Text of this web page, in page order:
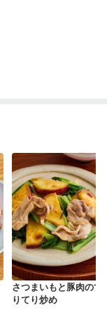
さつまいもと豚肉のて
りてり炒め